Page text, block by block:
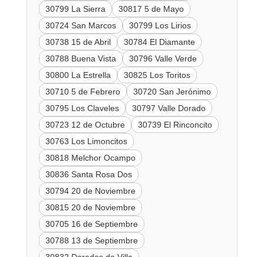
30799 La Sierra
30817 5 de Mayo
30724 San Marcos
30799 Los Lirios
30738 15 de Abril
30784 El Diamante
30788 Buena Vista
30796 Valle Verde
30800 La Estrella
30825 Los Toritos
30710 5 de Febrero
30720 San Jerónimo
30795 Los Claveles
30797 Valle Dorado
30723 12 de Octubre
30739 El Rinconcito
30763 Los Limoncitos
30818 Melchor Ocampo
30836 Santa Rosa Dos
30794 20 de Noviembre
30815 20 de Noviembre
30705 16 de Septiembre
30788 13 de Septiembre